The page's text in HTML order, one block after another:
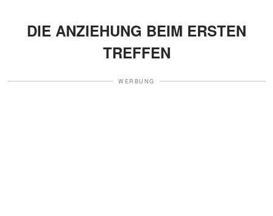
DIE ANZIEHUNG BEIM ERSTEN
TREFFEN
WERBUNG